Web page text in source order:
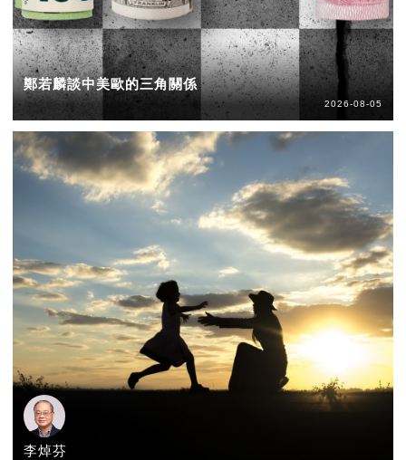
鄭若麟談中美歐的三角關係
2026-08-05
李焯芬